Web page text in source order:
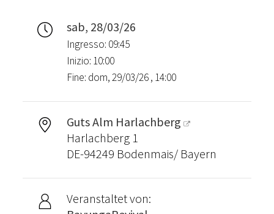
sab, 28/03/26
Ingresso: 09:45
Inizio: 10:00
Fine: dom, 29/03/26 , 14:00
Guts Alm Harlachberg
Harlachberg 1
DE-94249 Bodenmais/ Bayern
Veranstaltet von: